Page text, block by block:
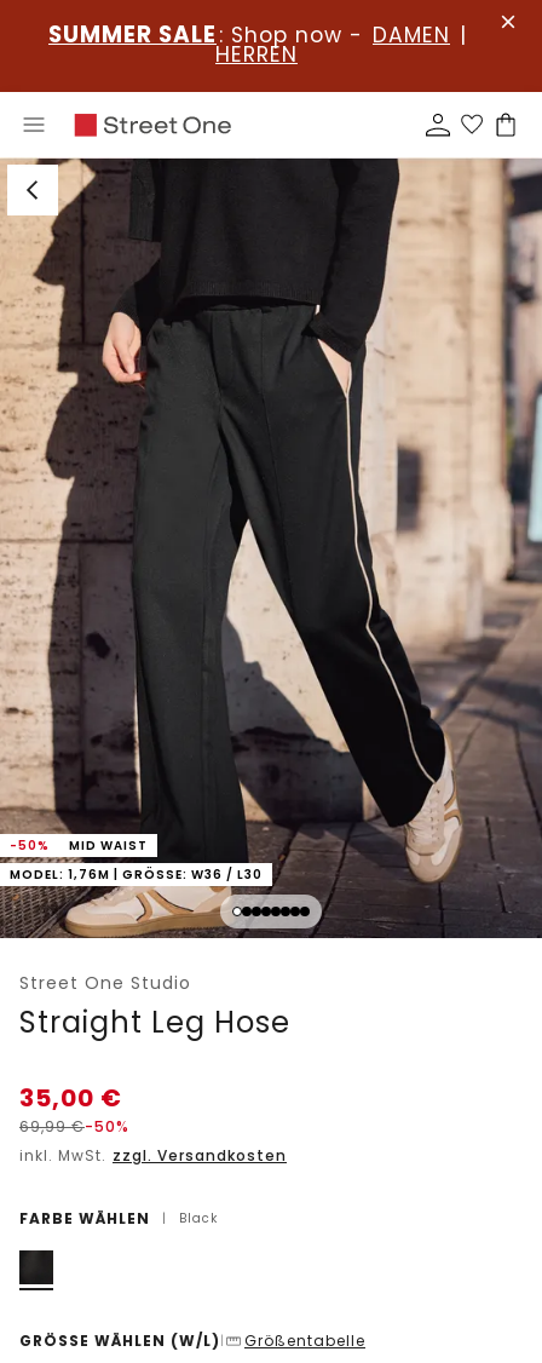
SUMMER SALE : Shop now - DAMEN |
HERREN
-50%
MID WAIST
MODEL: 1,76M | GRÖSSE: W36 / L30
Street One Studio
Straight Leg Hose
35,00 €
69,99€-50%
inkl. MwSt. zzgl. Versandkosten
FARBE WÄHLEN | Black
GRÖSSE WÄHLEN (W/L) | Größentabelle